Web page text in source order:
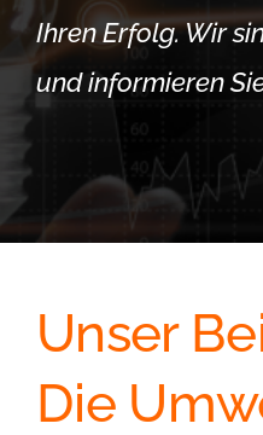
Ihren Erfolg. Wir
und informieren
Unser
Die